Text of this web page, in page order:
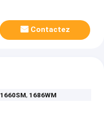
Contactez
1660SM, 1686WM